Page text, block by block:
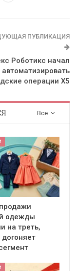
ПУБЛИКАЦИЯ
Роботикс начал
автоматизировать
операции Х5
Все
одежды
на треть,